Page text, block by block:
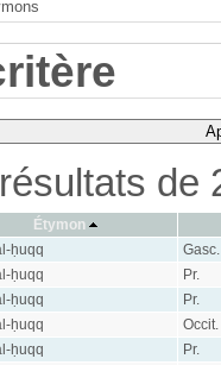
de
Étymon
ḥuqq
Gasc.
ḥuqq
Pr.
ḥuqq
Pr.
ḥuqq
Occit.
ḥuqq
Pr.